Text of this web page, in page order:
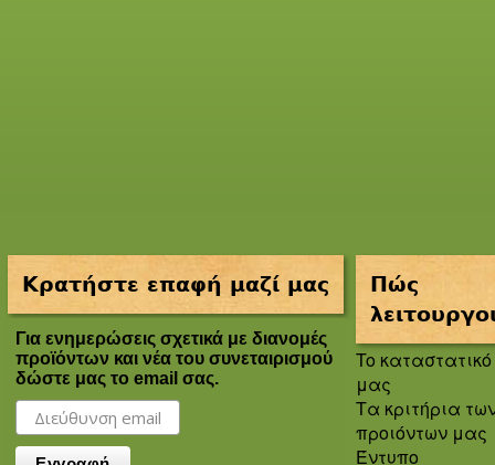
Κρατήστε επαφή μαζί μας
Για ενημερώσεις σχετικά με διανομές
προϊόντων και νέα του συνεταιρισμού
δώστε μας το email σας.
Πώς
To καταστατικό
μας
Τα κριτήρια
προιόντων μας
Έντυπο